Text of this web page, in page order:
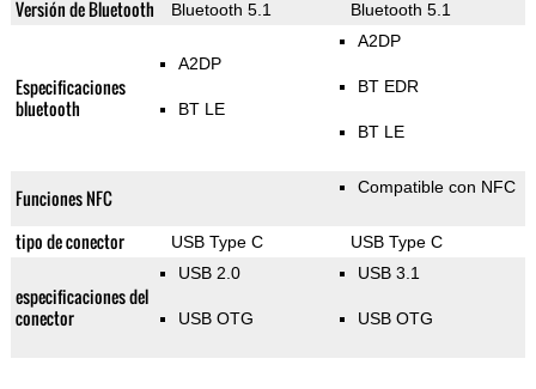
Versión de Bluetooth Bluetooth 5.1 Bluetooth 5.1
Especificaciones
bluetooth
A2DP
BT LE
A2DP
BT EDR
BT LE
Funciones NFC Compatible con NFC
tipo de conector USB Type C USB Type C
especificaciones del
conector
USB 2.0
USB OTG
USB 3.1
USB OTG